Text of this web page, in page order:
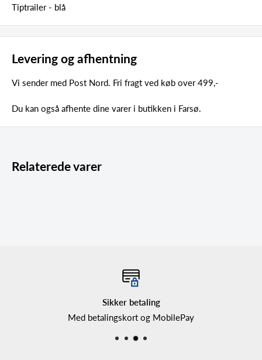
Tiptrailer - blå
Levering og afhentning
Vi sender med Post Nord. Fri fragt ved køb over 499,-
Du kan også afhente dine varer i butikken i Farsø.
Relaterede varer
Sikker betaling
Med betalingskort og MobilePay